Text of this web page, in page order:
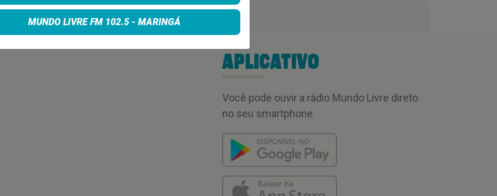
APLICATIVO
Você pode ouvir a rádio Mundo Livre direto
no seu smartphone.
MUNDO LIVRE FM 102.5 - MARINGÁ